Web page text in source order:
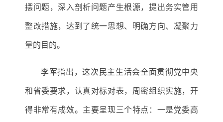
摆问题，深入剖析问题产生根源，提出务实管用
整改措施，达到了统一思想、明确方向、凝聚力
量的目的。
李军指出，这次民主生活会全面贯彻党中央
和省委要求，认真对标对表，周密组织实施，开
得非常有成效。 主要呈现三个特点 ： 一是党委高